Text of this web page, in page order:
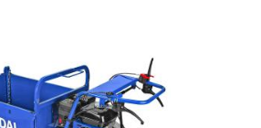
Cilindrata
Pompe idrauliche
Protezione